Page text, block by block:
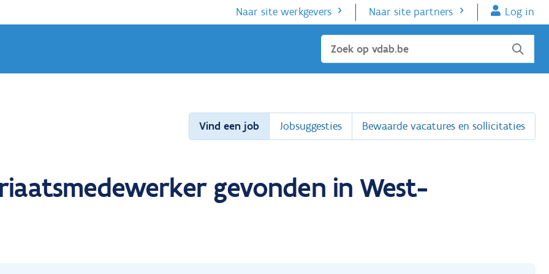
Naar site werkgevers Naar site partners Log in
Sluiten
Vind een job Jobsuggesties Bewaarde vacatures en sollicitaties
gevonden in West-